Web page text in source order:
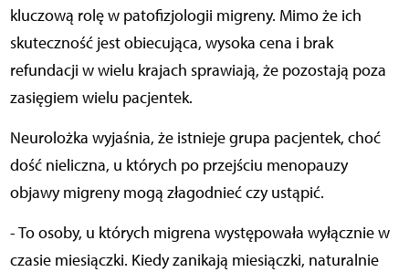
kluczową rolę w patofizjologii migreny. Mimo że ich
skuteczność jest obiecująca, wysoka cena i brak
refundacji w wielu krajach sprawiają, że pozostają poza
zasięgiem wielu pacjentek.
Neurolożka wyjaśnia, że istnieje grupa pacjentek, choć
dość nieliczna, u których po przejściu menopauzy
objawy migreny mogą złagodnieć czy ustąpić.
- To osoby, u których migrena występowała wyłącznie w
czasie miesiączki. Kiedy zanikają miesiączki, naturalnie